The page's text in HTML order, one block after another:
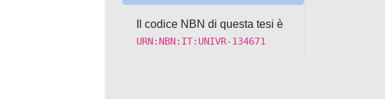
Il codice NBN di questa tesi è
URN:NBN:IT:UNIVR-134671